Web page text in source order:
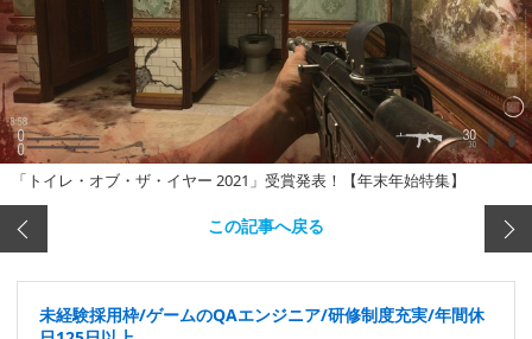
「トイレ・オブ・ザ・イヤー 2021」受賞発表！【年末年始特集】
この記事へ戻る
未経験採用枠/ゲームのQAエンジニア/研修制度充実/年間休